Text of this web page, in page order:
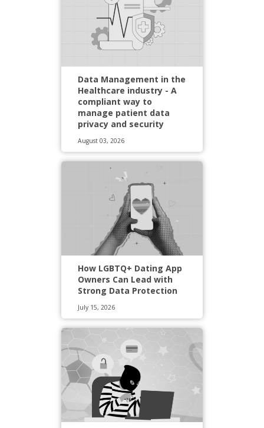
Data Management in the
Healthcare industry - A
compliant way to
manage patient data
privacy and security
August 03, 2026
How LGBTQ+ Dating App
Owners Can Lead with
Strong Data Protection
July 15, 2026